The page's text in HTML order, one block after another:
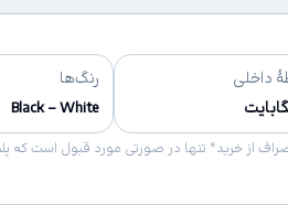
داخلی
رنگ‌ها
Black – White